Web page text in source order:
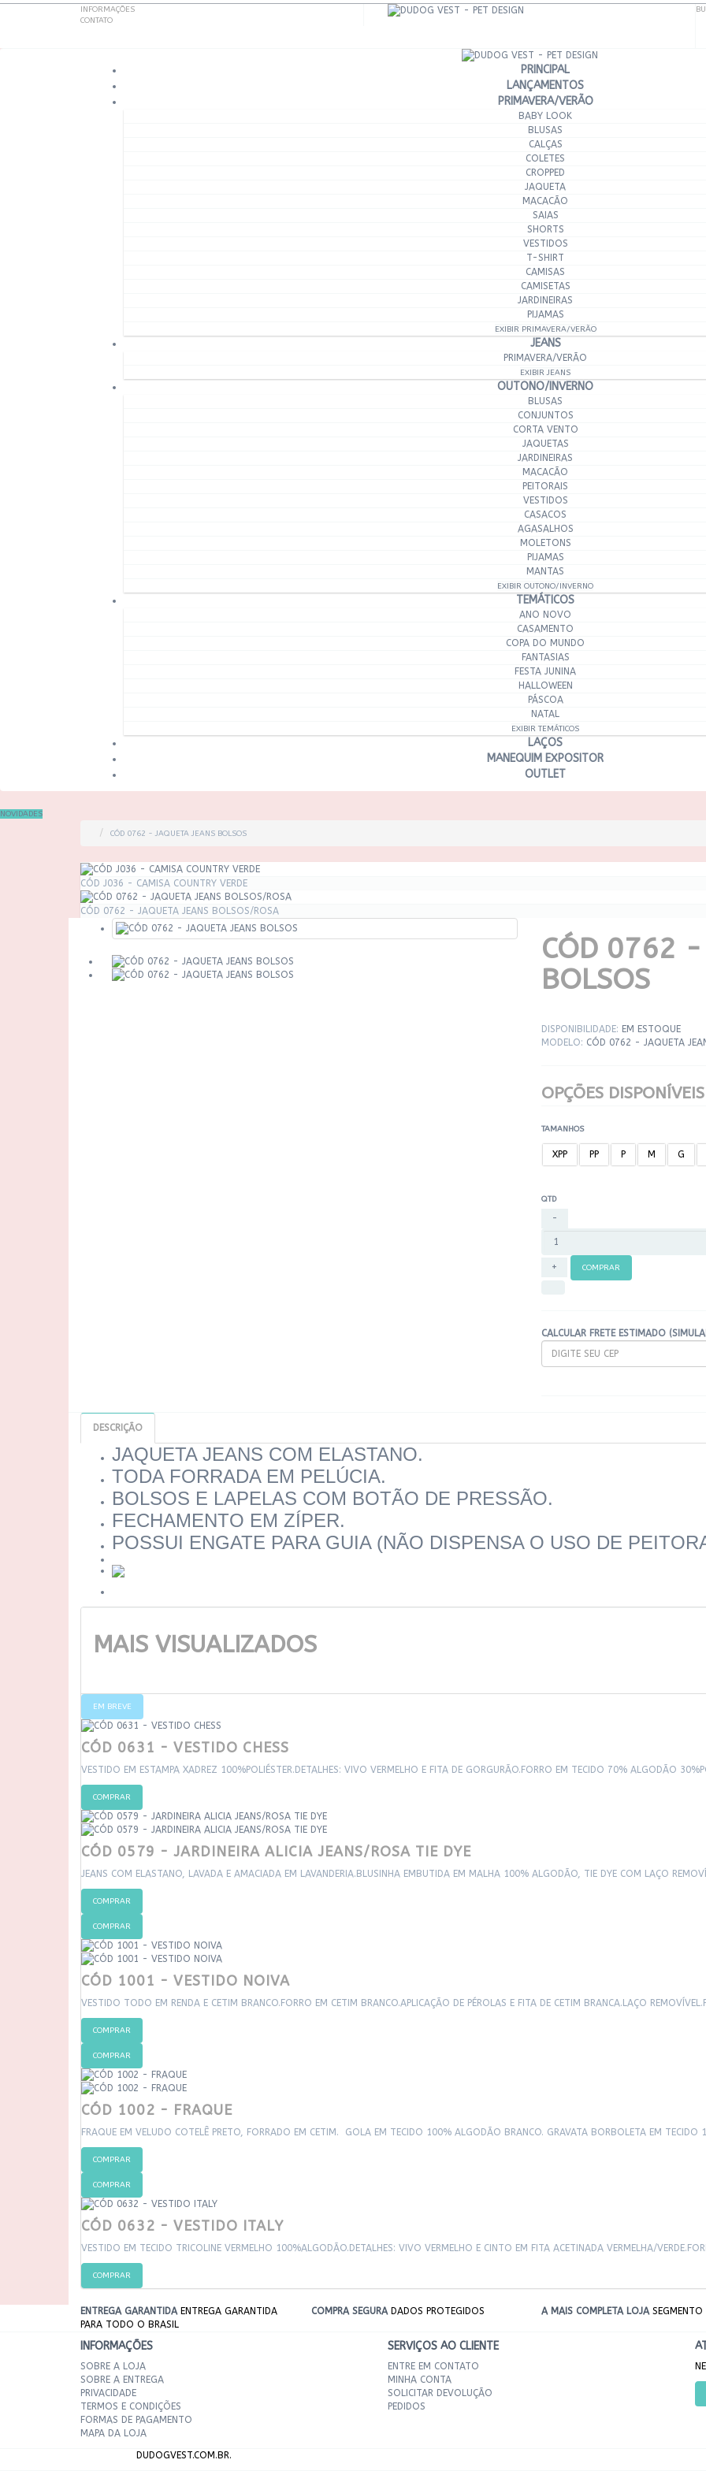
INFORMAÇÕES
CONTATO
PRINCIPAL
LANÇAMENTOS
PRIMAVERA/VERÃO
BABY LOOK
BLUSAS
CALÇAS
COLETES
CROPPED
JAQUETA
MACACÃO
SAIAS
SHORTS
VESTIDOS
T-SHIRT
CAMISAS
CAMISETAS
JARDINEIRAS
PIJAMAS
EXIBIR PRIMAVERA/VERÃO
JEANS
PRIMAVERA/VERÃO
EXIBIR JEANS
OUTONO/INVERNO
BLUSAS
CONJUNTOS
CORTA VENTO
JAQUETAS
JARDINEIRAS
MACACÃO
PEITORAIS
VESTIDOS
CASACOS
AGASALHOS
MOLETONS
PIJAMAS
MANTAS
EXIBIR OUTONO/INVERNO
TEMÁTICOS
ANO NOVO
CASAMENTO
COPA DO MUNDO
FANTASIAS
FESTA JUNINA
HALLOWEEN
PÁSCOA
NATAL
EXIBIR TEMÁTICOS
LAÇOS
MANEQUIM EXPOSITOR
OUTLET
NOVIDADES
CÓD 0762 - JAQUETA JEANS BOLSOS
CÓD J036 - CAMISA COUNTRY VERDE
CÓD 0762 - JAQUETA JEANS BOLSOS/ROSA
CÓD 0762 -
BOLSOS
DISPONIBILIDADE: EM ESTOQUE
MODELO: CÓD 0762 - JAQUETA
OPÇÕES DISPONÍVEIS
TAMANHOS
XPP PP P M G
QTD
COMPRAR
CALCULAR FRETE ESTIMADO
DESCRIÇÃO
JAQUETA JEANS COM ELASTANO.
TODA FORRADA EM PELÚCIA.
BOLSOS E LAPELAS COM BOTÃO DE PRESSÃO.
FECHAMENTO EM ZÍPER.
POSSUI ENGATE PARA GUIA (NÃO DISPENSA O USO DE
MAIS VISUALIZADOS
EM BREVE
CÓD 0631 - VESTIDO CHESS
VESTIDO EM ESTAMPA XADREZ 100%POLIÉSTER.DETALHES: VIVO VERMELHO E FITA DE GORGURÃO.FORRO EM TECIDO 70% ALGODÃO
COMPRAR
CÓD 0579 - JARDINEIRA ALICIA JEANS/ROSA TIE DYE
JEANS COM ELASTANO, LAVADA E AMACIADA EM LAVANDERIA.BLUSINHA EMBUTIDA EM MALHA 100% ALGODÃO, TIE DYE COM LAÇO
COMPRAR
COMPRAR
CÓD 1001 - VESTIDO NOIVA
VESTIDO TODO EM RENDA E CETIM BRANCO.FORRO EM CETIM BRANCO.APLICAÇÃO DE PÉROLAS E FITA DE CETIM BRANCA.LAÇO
COMPRAR
COMPRAR
CÓD 1002 - FRAQUE
FRAQUE EM VELUDO COTELÊ PRETO, FORRADO EM CETIM. GOLA EM TECIDO 100% ALGODÃO BRANCO. GRAVATA BORBOLETA EM TECIDO
COMPRAR
COMPRAR
CÓD 0632 - VESTIDO ITALY
VESTIDO EM TECIDO TRICOLINE VERMELHO 100%ALGODÃO.DETALHES: VIVO VERMELHO E CINTO EM FITA ACETINADA VERMELHA/
COMPRAR
ENTREGA GARANTIDA ENTREGA GARANTIDA
PARA TODO O BRASIL
COMPRA SEGURA DADOS PROTEGIDOS A MAIS COMPLETA LOJA SEGMENTO
INFORMAÇÕES
SOBRE A LOJA
SOBRE A ENTREGA
PRIVACIDADE
TERMOS E CONDIÇÕES
FORMAS DE PAGAMENTO
MAPA DA LOJA
SERVIÇOS AO CLIENTE
ENTRE EM CONTATO
MINHA CONTA
SOLICITAR DEVOLUÇÃO
PEDIDOS
DUDOGVEST.COM.BR.